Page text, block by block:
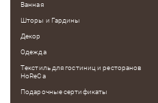
Ванная
Шторы и Гардины
Декор
Одежда
Текстиль для гостиниц и ресторанов
HoReCa
Подарочные сертификаты